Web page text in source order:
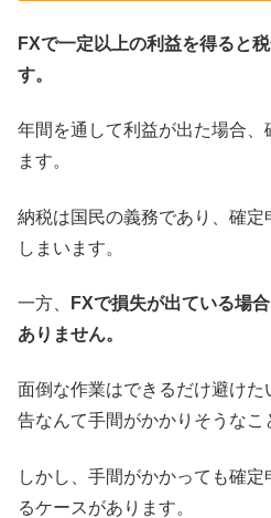
FXで一定以上の利益を得ると
す。
年間を通して利益が出た場合、
ます。
納税は国民の義務であり、確
しまいます。
一方、
FXで損失が出ている場
ありません。
面倒な作業はできるだけ避け
告なんて手間がかかりそうなこ
しかし、手間がかかっても確
るケースがあります。